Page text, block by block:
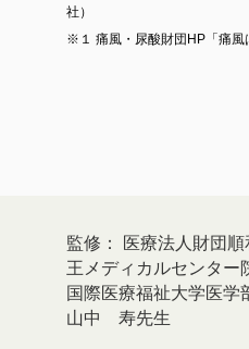
社）
※１ 痛風・尿酸財団HP「痛風
医療法人財団順
王メディカルセンター
国際医療福祉大学医学
山中 寿先生